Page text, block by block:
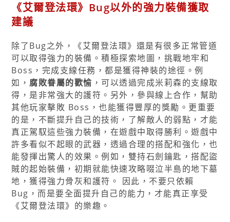
《艾爾登法環》Bug以外的強力裝備獲取
建議
除了Bug之外，《艾爾登法環》還是有很多正常管道
可以取得強力的裝備。積極探索地圖，挑戰地牢和
Boss，完成支線任務，都是獲得神裝的途徑。例
如， 腐敗眷屬的歡愉 ，可以透過完成米莉森的支線取
得，是非常強大的護符。另外，參與線上合作，幫助
其他玩家擊敗 Boss，也能獲得豐厚的獎勵。更重要
的是，不斷提升自己的技術，了解敵人的弱點，才能
真正駕馭這些強力裝備，在遊戲中取得勝利。遊戲中
許多看似不起眼的武器，透過合理的搭配和強化，也
能發揮出驚人的效果。例如，雙持石劍鑰匙，搭配盜
賊的起始裝備，初期就能快速攻略啜泣半島的地下墓
地，獲得強力骨灰和護符。 因此，不要只依賴
Bug，而是要全面提升自己的能力，才能真正享受
《艾爾登法環》的樂趣。